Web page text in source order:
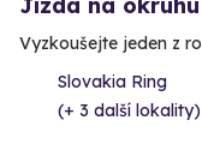
Vyzkoušejte jeden z
Slovakia Ring
(+ 3 další lokality)